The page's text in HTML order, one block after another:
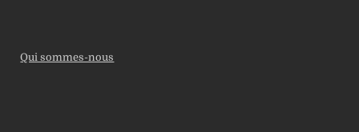
Qui sommes-nous